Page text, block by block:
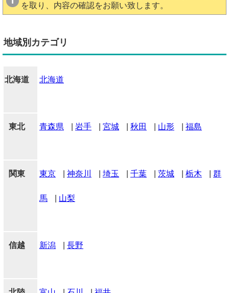
を取り、内容の確認をお願い致します。
地域別カテゴリ
北海道 北海道
東北 青森県 岩手 宮城 秋田 山形 福島
関東 東京 神奈川 埼玉 千葉 茨城 栃木 群
馬 山梨
信越 新潟 長野